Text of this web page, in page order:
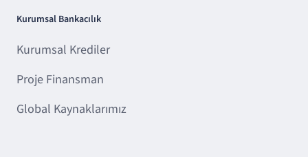
Kurumsal Bankacılık
Kurumsal Krediler
Proje Finansman
Global Kaynaklarımız